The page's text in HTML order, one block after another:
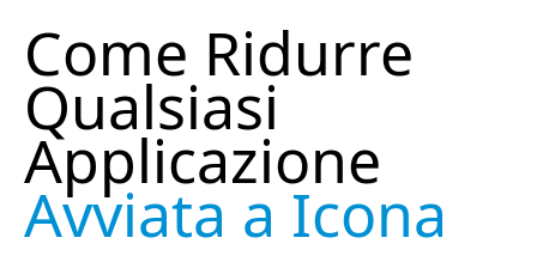
Come Ridurre
Qualsiasi
Applicazione
Avviata a Icona